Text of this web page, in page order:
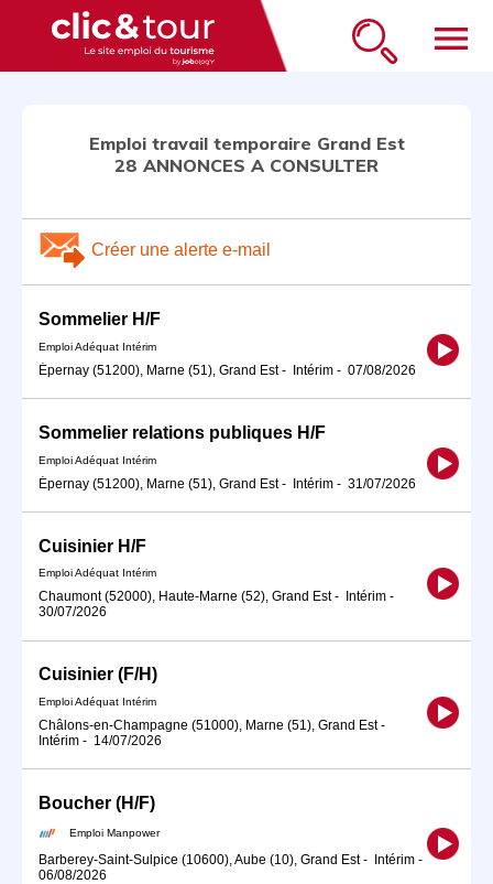
menu
Emploi travail temporaire Grand Est
28 ANNONCES A CONSULTER
Créer une alerte e-mail
Sommelier H/F
Emploi Adéquat Intérim
Épernay (51200), Marne (51), Grand Est- Intérim - 07/08/2026
Sommelier relations publiques H/F
Emploi Adéquat Intérim
Épernay (51200), Marne (51), Grand Est- Intérim - 31/07/2026
Cuisinier H/F
Emploi Adéquat Intérim
Chaumont (52000), Haute-Marne (52), Grand Est- Intérim -
30/07/2026
Cuisinier (F/H)
Emploi Adéquat Intérim
Châlons-en-Champagne (51000), Marne (51), Grand Est-
Intérim - 14/07/2026
Boucher (H/F)
Emploi Manpower
Barberey-Saint-Sulpice (10600), Aube (10), Grand Est- Intérim -
06/08/2026